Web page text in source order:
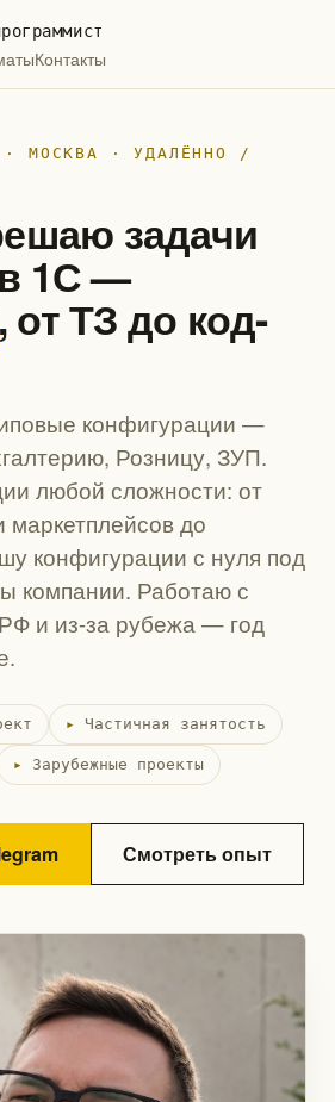
Контакты
· МОСКВА · УДАЛЁННО /
задачи
1С —
от ТЗ до код-
конфигурации —
Розницу, ЗУП.
любой сложности: от
маркетплейсов до
конфигурации с нуля под
компании. Работаю с
и из-за рубежа — год
Частичная занятость
Зарубежные проекты
Смотреть опыт